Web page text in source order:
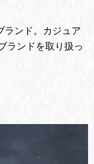
ランド。カジュア
ランドを取り扱っ